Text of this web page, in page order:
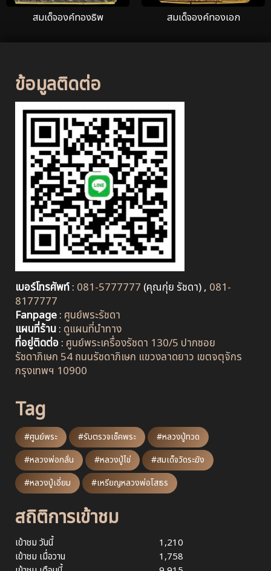
สมเด็จองค์ทองธิพ สมเด็จองค์ทองเอก
ข้อมูลติดต่อ
เบอร์โทรศัพท์: 081-5777777 (คุณกุ่ย รัชดา) , 081-
8177777
Fanpage: ศูนย์พระรัชดา
แผนที่ร้าน: ดูแผนที่นำทาง
ที่อยู่ติดต่อ: ศูนย์พระเครื่องรัชดา 130/5 ปากซอย
รัชดาภิเษก 54 ถนนรัชดาภิเษก แขวงลาดยาว เขตจตุจักร
กรุงเทพฯ 10900
Tag
#ศูนย์พระ #รับตรวจเช็คพระ
#หลวงปู่ทวด
#หลวงพ่อกลั่น
#หลวงปู่ไข่
#สมเด็จวัดระฆัง
#หลวงปู่เอี่ยม
#เหรียญหลวงพ่อโสธร
สถิติการเข้าชม
เข้าชม วันนี้
1,210
เข้าชม เมื่อวาน
1,758